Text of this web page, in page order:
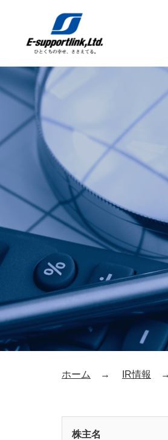
サービスTOP
生鮮MDシステム
イーサポートリンクシ
業務受託サービス（
農産物の生産・調達・
Marché+（マルシェプラ
es-Marché（エスマル
イーサポートリンク
トップメッセージ
経営理念・経営ビジョン
コーポレートガバナン
サスティナビリティへ
ブランドストーリー
企業情報TOP
企業概要
事業所案内
関係会社
これまでの歩み
IR情報TOP
IRニュース
IRカレンダー
IRライブラリー
ホーム IR情報
株主名